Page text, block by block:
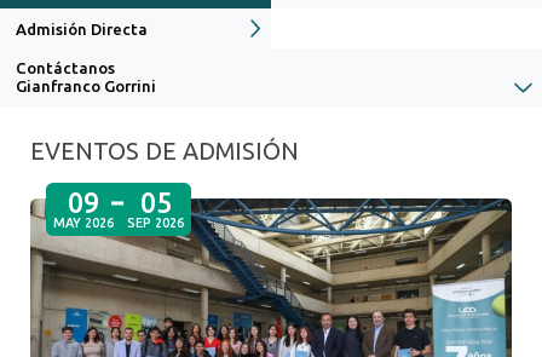
Admisión Directa
Contáctanos
Gianfranco Gorrini
EVENTOS DE ADMISIÓN
09
MAY 2026
05
SEP 2026